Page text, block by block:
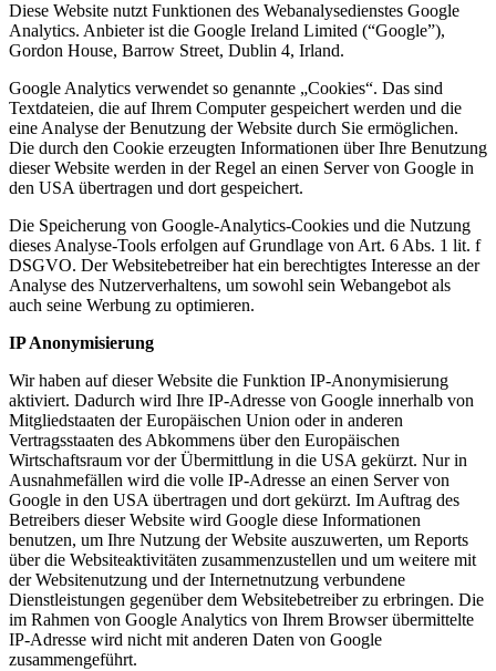
Diese Website nutzt Funktionen des Webanalysedienstes Google
Analytics. Anbieter ist die Google Ireland Limited (“Google”),
Gordon House, Barrow Street, Dublin 4, Irland.
Google Analytics verwendet so genannte „Cookies“. Das sind
Textdateien, die auf Ihrem Computer gespeichert werden und die
eine Analyse der Benutzung der Website durch Sie ermöglichen.
Die durch den Cookie erzeugten Informationen über Ihre Benutzung
dieser Website werden in der Regel an einen Server von Google in
den USA übertragen und dort gespeichert.
Die Speicherung von Google-Analytics-Cookies und die Nutzung
dieses Analyse-Tools erfolgen auf Grundlage von Art. 6 Abs. 1 lit. f
DSGVO. Der Websitebetreiber hat ein berechtigtes Interesse an der
Analyse des Nutzerverhaltens, um sowohl sein Webangebot als
auch seine Werbung zu optimieren.
IP Anonymisierung
Wir haben auf dieser Website die Funktion IP-Anonymisierung
aktiviert. Dadurch wird Ihre IP-Adresse von Google innerhalb von
Mitgliedstaaten der Europäischen Union oder in anderen
Vertragsstaaten des Abkommens über den Europäischen
Wirtschaftsraum vor der Übermittlung in die USA gekürzt. Nur in
Ausnahmefällen wird die volle IP-Adresse an einen Server von
Google in den USA übertragen und dort gekürzt. Im Auftrag des
Betreibers dieser Website wird Google diese Informationen
benutzen, um Ihre Nutzung der Website auszuwerten, um Reports
über die Websiteaktivitäten zusammenzustellen und um weitere mit
der Websitenutzung und der Internetnutzung verbundene
Dienstleistungen gegenüber dem Websitebetreiber zu erbringen. Die
im Rahmen von Google Analytics von Ihrem Browser übermittelte
IP-Adresse wird nicht mit anderen Daten von Google
zusammengeführt.